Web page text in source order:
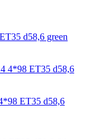
d58,6 green
ET35 d58,6